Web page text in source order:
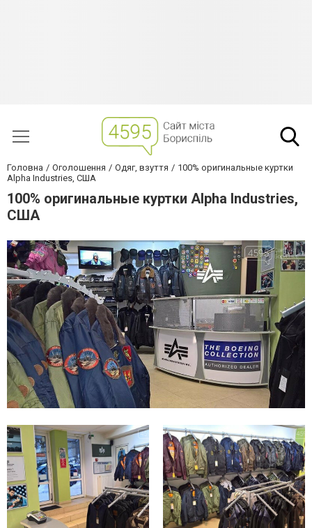
Головна Оголошення Одяг, взуття
100% оригинальные куртки
Alpha Industries, США
100% оригинальные куртки Alpha Industries,
США